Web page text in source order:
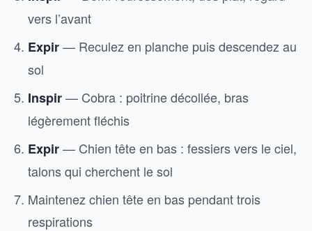
vers l’avant
Expir— Reculez en planche puis descendez au
sol
Inspir— Cobra : poitrine décollée, bras
légèrement fléchis
Expir— Chien tête en bas : fessiers vers le ciel,
talons qui cherchent le sol
Maintenez chien tête en bas pendant trois
respirations